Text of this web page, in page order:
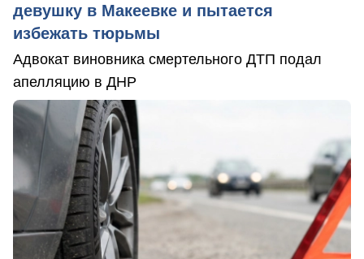
девушку в Макеевке и пытается
избежать тюрьмы
Адвокат виновника смертельного ДТП подал
апелляцию в ДНР